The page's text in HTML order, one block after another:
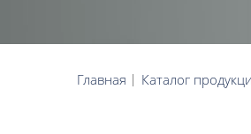
Главная Каталог